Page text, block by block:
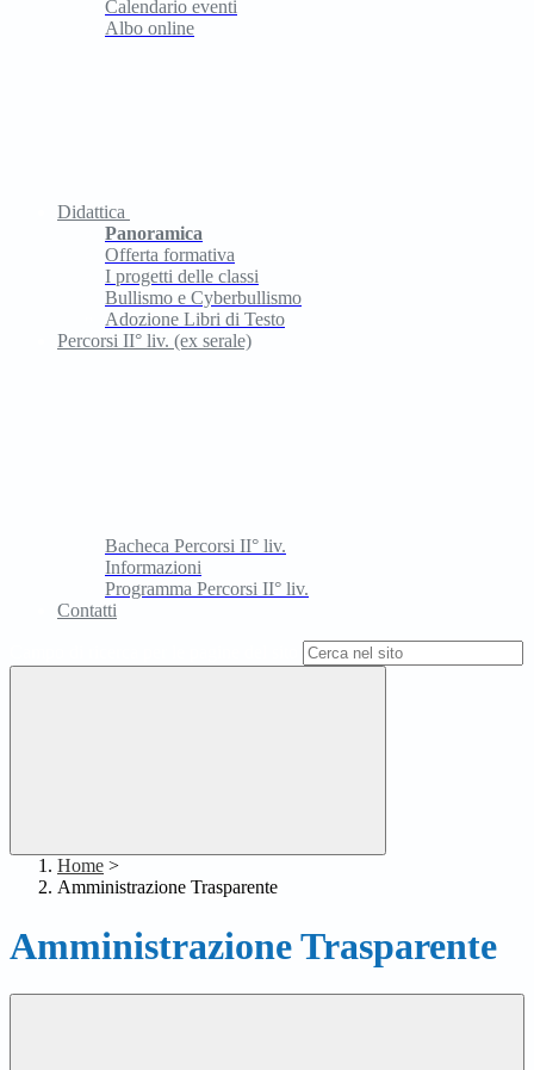
Calendario eventi
Albo online
Didattica
Panoramica
Offerta formativa
I progetti delle classi
Bullismo e Cyberbullismo
Adozione Libri di Testo
Percorsi II° liv. (ex serale)
Bacheca Percorsi II° liv.
Informazioni
Programma Percorsi II° liv.
Contatti
Home >
Amministrazione Trasparente
Amministrazione Trasparente